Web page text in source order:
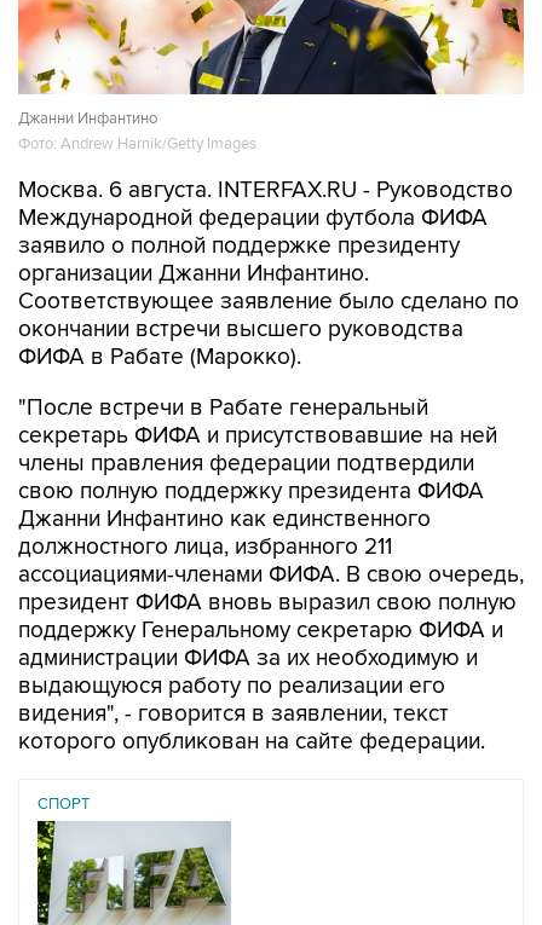
Джанни Инфантино
Фото: Andrew Harnik/Getty Images
Москва. 6 августа. INTERFAX.RU - Руководство
Международной федерации футбола ФИФА
заявило о полной поддержке президенту
организации Джанни Инфантино.
Соответствующее заявление было сделано по
окончании встречи высшего руководства
ФИФА в Рабате (Марокко).
"После встречи в Рабате генеральный
секретарь ФИФА и присутствовавшие на ней
члены правления федерации подтвердили
свою полную поддержку президента ФИФА
Джанни Инфантино как единственного
должностного лица, избранного 211
ассоциациями-членами ФИФА. В свою очередь,
президент ФИФА вновь выразил свою полную
поддержку Генеральному секретарю ФИФА и
администрации ФИФА за их необходимую и
выдающуюся работу по реализации его
видения", - говорится в заявлении, текст
которого опубликован на сайте федерации.
СПОРТ